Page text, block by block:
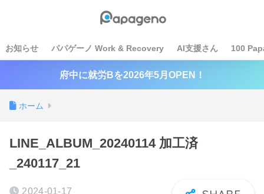
お知らせ パパゲーノ Work & Recovery AI支援さん 100
府中に就労Bを2026年5月OPEN！
ホーム
LINE_ALBUM_20240114 加工済
_240117_21
2024-01-17